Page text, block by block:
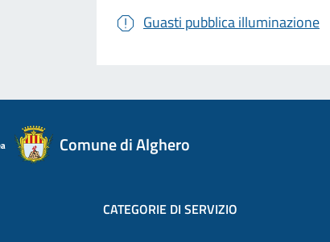
Guasti pubblica illuminazione
Comune di Alghero
CATEGORIE DI SERVIZIO